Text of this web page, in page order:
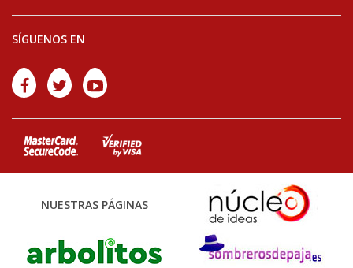
SÍGUENOS EN
NUESTRAS PÁGINAS